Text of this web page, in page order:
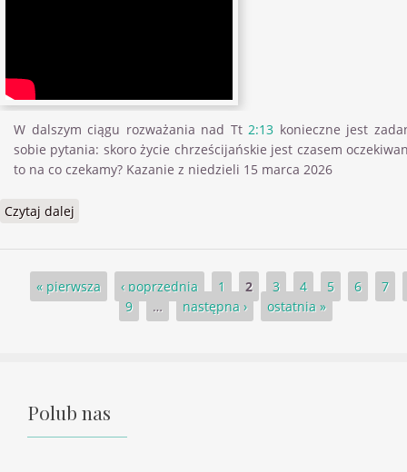
W dalszym ciągu rozważania nad Tt 2:13 konieczne jest
sobie pytania: skoro życie chrześcijańskie jest czasem
to na co czekamy? Kazanie z niedzieli 15 marca 2026
Czytaj dalej
Strony« pierwsza ‹ poprzednia 1 2 3 4 5 6
7
9
… następna › ostatnia »
Polub nas